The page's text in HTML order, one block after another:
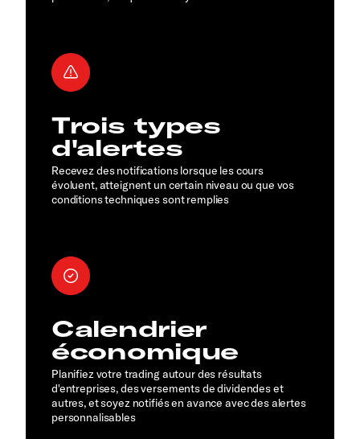
Trois types
d'alertes
Recevez des notifications lorsque les cours
évoluent, atteignent un certain niveau ou que vos
conditions techniques sont remplies
Calendrier
économique
Planifiez votre trading autour des résultats
d'entreprises, des versements de dividendes et
autres, et soyez notifiés en avance avec des alertes
personnalisables